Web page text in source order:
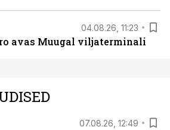
04.08.26, 11:23
avas Muugal viljaterminali
07.08.26, 12:49